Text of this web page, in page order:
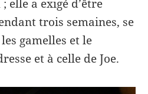
elle a exigé d’être
trois semaines, se
gamelles et le
et à celle de Joe.